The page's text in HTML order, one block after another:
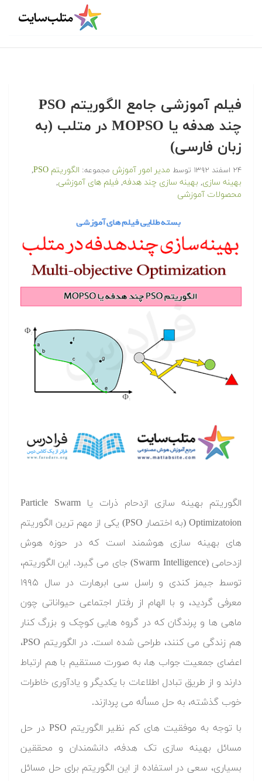
فیلم آموزشی جامع الگوریتم PSO
چند هدفه یا MOPSO در متلب (به
زبان فارسی)
۲۴ اسفند ۱۳۹۲ توسط مدیر امور آموزش مجموعه: الگوریتم PSO ,
بهینه سازی, بهینه سازی چند هدفه, فیلم های آموزشی,
محصولات آموزشی
الگوریتم بهینه سازی ازدحام ذرات یا Particle Swarm
Optimizatoion (به اختصار PSO) یکی از مهم ترین الگوریتم
های بهینه سازی هوشمند است که در حوزه هوش
ازدحامی (Swarm Intelligence) جای می گیرد. این الگوریتم،
توسط جیمز کندی و راسل سی ابرهارت در سال ۱۹۹۵
معرفی گردید، و با الهام از رفتار اجتماعی حیواناتی چون
ماهی ها و پرندگان که در گروه هایی کوچک و بزرگ کنار
هم زندگی می کنند، طراحی شده است. در الگوریتم PSO،
اعضای جمعیت جواب ها، به صورت مستقیم با هم ارتباط
دارند و از طریق تبادل اطلاعات با یکدیگر و یادآوری خاطرات
خوب گذشته، به حل مسأله می پردازند.
با توجه به موفقیت های کم نظیر الگوریتم PSO در حل
مسائل بهینه سازی تک هدفه، دانشمندان و محققین
بسیاری، سعی در استفاده از این الگوریتم برای حل مسائل